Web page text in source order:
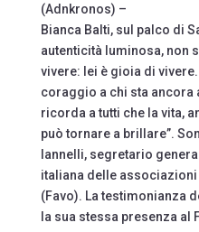
(Adnkronos) –
Bianca Balti, sul palco di
autenticità luminosa, non
vivere: lei è gioia di
coraggio a chi sta ancora
ricorda a tutti che la vita,
può tornare a brillare”.
Iannelli, segretario
italiana delle
(Favo). La testimonianza
la sua stessa presenza al